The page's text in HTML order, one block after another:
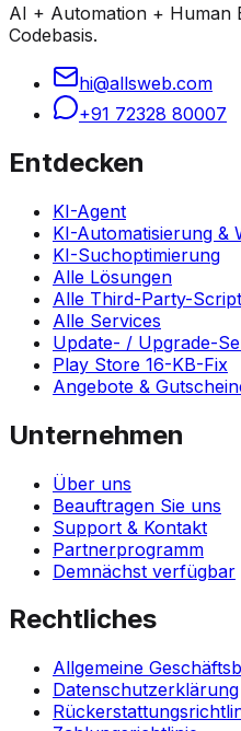
AI + Automation + Human
Codebasis.
hi@allsweb.com
+91 72328 80007
Entdecken
KI-Agent
KI-Automatisierung &
KI-Suchoptimierung
Alle Lösungen
Alle Third-Party-
Alle Services
Update- / Upgrade-
Play Store 16-KB-Fix
Angebote &
Unternehmen
Über uns
Beauftragen Sie uns
Support & Kontakt
Partnerprogramm
Demnächst verfügbar
Rechtliches
Allgemeine
Datenschutzerklärung